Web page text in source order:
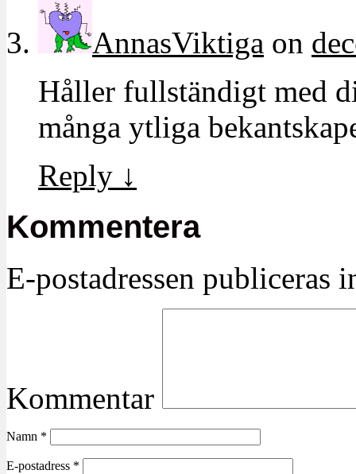
AnnasViktiga on
Håller fullständigt med
många ytliga
Reply ↓
Kommentera
E-postadressen publiceras
Kommentar
Namn *
E-postadress *